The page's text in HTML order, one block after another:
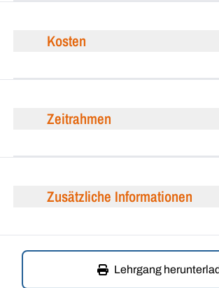
Kosten
Zeitrahmen
Zusätzliche Informationen
Lehrgang